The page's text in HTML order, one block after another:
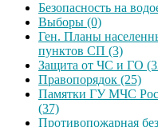
Безопасность на
Выборы (0)
Ген. Планы
пунктов СП (3)
Защита от ЧС и ГО
Правопорядок (25)
Памятки ГУ МЧС
(37)
Противопожарная